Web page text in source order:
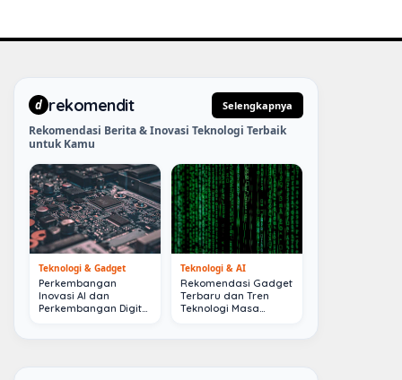
d rekomendit Selengkapnya
Rekomendasi Berita & Inovasi Teknologi Terbaik
untuk Kamu
Teknologi & Gadget
Perkembangan
Inovasi AI dan
Perkembangan Digital
Teknologi & AI
Rekomendasi Gadget
Terbaru dan Tren
Teknologi Masa